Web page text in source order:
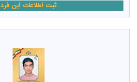
ثبت اطلاعات این فرد